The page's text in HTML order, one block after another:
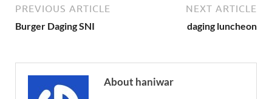
PREVIOUS ARTICLE
Burger Daging SNI
NEXT ARTICLE
daging luncheon
About haniwar